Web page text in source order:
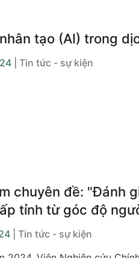
tạo (AI) trong
| Tin tức - sự kiện
chuyên đề: "Đánh
tỉnh từ góc độ
| Tin tức - sự kiện